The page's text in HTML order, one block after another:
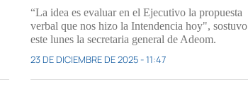
“La idea es evaluar en el Ejecutivo la propuesta
verbal que nos hizo la Intendencia hoy", sostuvo
este lunes la secretaria general de Adeom.
23 DE DICIEMBRE DE 2025 - 11:47